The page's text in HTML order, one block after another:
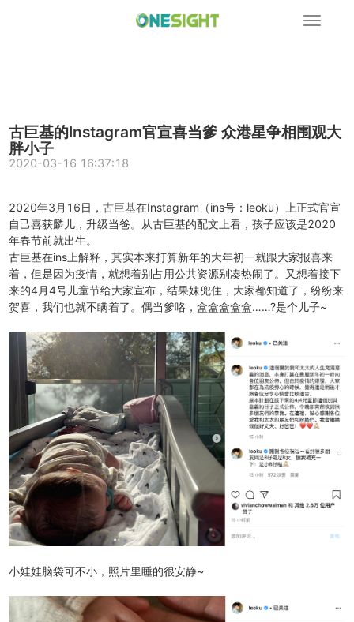
展
古巨基的Instagram官宣喜当爹 众港星争相围观大
胖小子
2020-03-16 16:37:18
2020年3月16日， 古巨基在Instagram（ins号：leoku）上正式官宣
自己喜获麟儿，升级当爸。从古巨基的配文上看，孩子应该是2020
年春节前就出生。
古巨基在ins上解释，其实本来打算新年的大年初一就跟大家报喜来
着，但是因为疫情，就想着别占用公共资源别凑热闹了。又想着接下
来的4月4号儿童节给大家宣布，结果妹兜住，大家都知道了，纷纷来
贺喜，我们也就不瞒着了。偶当爹咯，盒盒盒盒盒……?是个儿子~
小娃娃脑袋可不小，照片里睡的很安静~